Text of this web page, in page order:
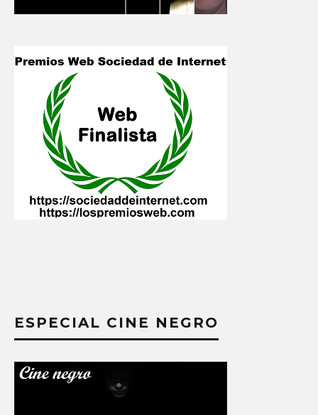
ESPECIAL CINE NEGRO